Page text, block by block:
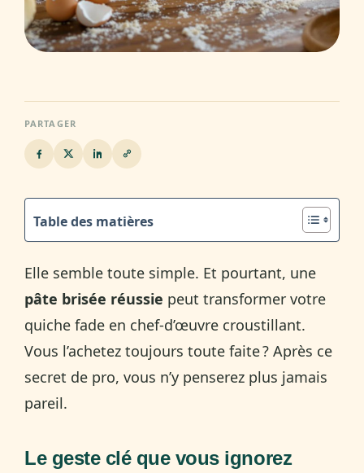
PARTAGER
Table des matières
Elle semble toute simple. Et pourtant, une
pâte brisée réussie peut transformer votre
quiche fade en chef-d’œuvre croustillant.
Vous l’achetez toujours toute faite ? Après ce
secret de pro, vous n’y penserez plus jamais
pareil.
Le geste clé que vous ignorez